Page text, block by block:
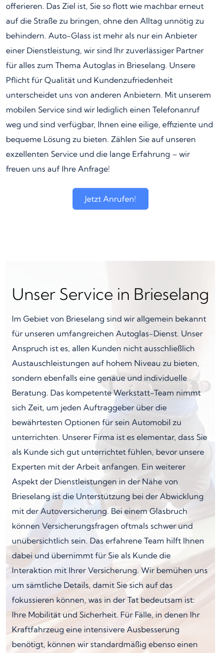
offerieren. Das Ziel ist, Sie so flott wie machbar erneut
auf die Straße zu bringen, ohne den Alltag unnötig zu
behindern. Auto-Glass ist mehr als nur ein Anbieter
einer Dienstleistung, wir sind Ihr zuverlässiger Partner
für alles zum Thema Autoglas in Brieselang. Unsere
Pflicht für Qualität und Kundenzufriedenheit
unterscheidet uns von anderen Anbietern. Mit unserem
mobilen Service sind wir lediglich einen Telefonanruf
weg und sind verfügbar, Ihnen eine eilige, effiziente und
bequeme Lösung zu bieten. Zählen Sie auf unseren
exzellenten Service und die lange Erfahrung – wir
freuen uns auf Ihre Anfrage!
Jetzt Anrufen!
Unser Service in Brieselang
Im Gebiet von Brieselang sind wir allgemein bekannt
für unseren umfangreichen Autoglas-Dienst. Unser
Anspruch ist es, allen Kunden nicht ausschließlich
Austauschleistungen auf hohem Niveau zu bieten,
sondern ebenfalls eine genaue und individuelle
Beratung. Das kompetente Werkstatt-Team nimmt
sich Zeit, um jeden Auftraggeber über die
bewährtesten Optionen für sein Automobil zu
unterrichten. Unserer Firma ist es elementar, dass Sie
als Kunde sich gut unterrichtet fühlen, bevor unsere
Experten mit der Arbeit anfangen. Ein weiterer
Aspekt der Dienstleistungen in der Nähe von
Brieselang ist die Unterstützung bei der Abwicklung
mit der Autoversicherung. Bei einem Glasbruch
können Versicherungsfragen oftmals schwer und
unübersichtlich sein. Das erfahrene Team hilft Ihnen
dabei und übernimmt für Sie als Kunde die
Interaktion mit Ihrer Versicherung. Wir bemühen uns
um sämtliche Details, damit Sie sich auf das
fokussieren können, was in der Tat bedeutsam ist:
Ihre Mobilität und Sicherheit. Für Fälle, in denen Ihr
Kraftfahrzeug eine intensivere Ausbesserung
benötigt, können wir standardmäßig ebenso einen